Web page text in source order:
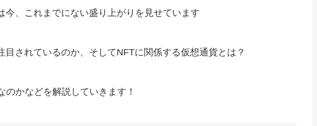
今、これまでにない盛り上がりを見せています
目されているのか、そしてNFTに関係する仮想通貨とは？
かなどを解説していきます！